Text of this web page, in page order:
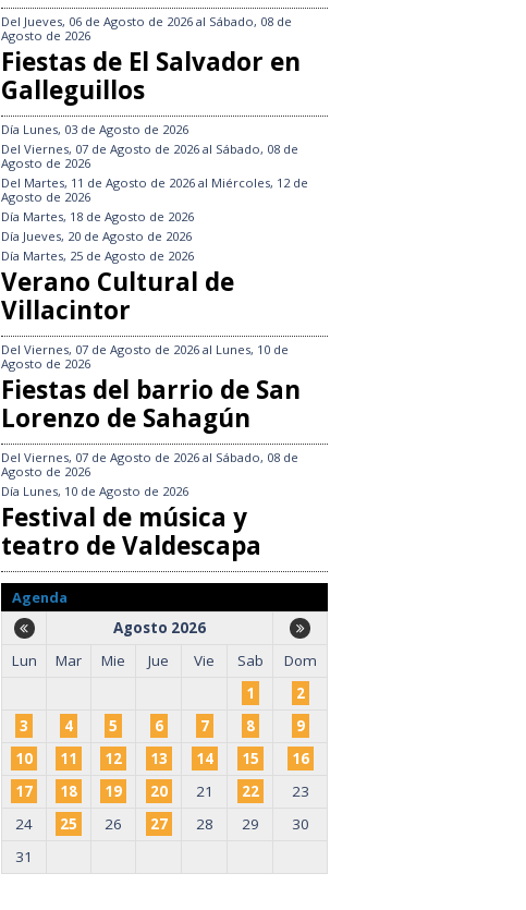
Del Jueves, 06 de Agosto de 2026 al Sábado, 08 de
Agosto de 2026
Fiestas de El Salvador en
Galleguillos
Día Lunes, 03 de Agosto de 2026
Del Viernes, 07 de Agosto de 2026 al Sábado, 08 de
Agosto de 2026
Del Martes, 11 de Agosto de 2026 al Miércoles, 12 de
Agosto de 2026
Día Martes, 18 de Agosto de 2026
Día Jueves, 20 de Agosto de 2026
Día Martes, 25 de Agosto de 2026
Verano Cultural de
Villacintor
Del Viernes, 07 de Agosto de 2026 al Lunes, 10 de
Agosto de 2026
Fiestas del barrio de San
Lorenzo de Sahagún
Del Viernes, 07 de Agosto de 2026 al Sábado, 08 de
Agosto de 2026
Día Lunes, 10 de Agosto de 2026
Festival de música y
teatro de Valdescapa
Agenda
Agosto 2026
Lun
Mar Mie Jue Vie Sab
Dom
1
2
3
4 5 6 7 8
9
10
11 12 13 14 15
16
17
18 19 20 21 22
23
24
25 26 27 28 29
30
31